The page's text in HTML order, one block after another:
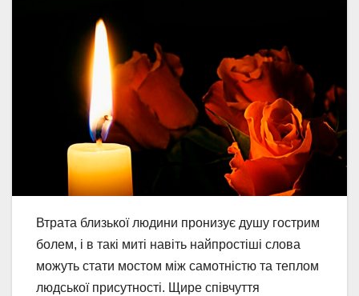
Втрата близької людини пронизує душу гострим
болем, і в такі миті навіть найпростіші слова
можуть стати мостом між самотністю та теплом
людської присутності. Щире співчуття